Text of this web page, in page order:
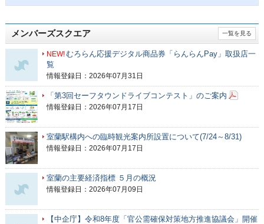
メンバーズスクエア 一覧を見る
NEW!むろらん応援デジタル商品券「らんらんPay」取扱店一
覧
情報登録日：2026年07月31日
「第3回セーフタウンドライブコンテスト」のご案内
情報登録日：2026年07月17日
室蘭駅構内への臨時観光案内所設置について(7/24～8/31)
情報登録日：2026年07月17日
室蘭の主要経済指標 ５月の概況
情報登録日：2026年07月09日
【中企庁】令和8年度「官公需確保対策地方推進協議会」開催